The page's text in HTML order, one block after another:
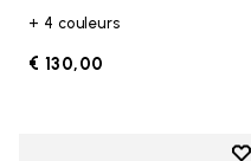
+ 4 couleurs
€ 130,00